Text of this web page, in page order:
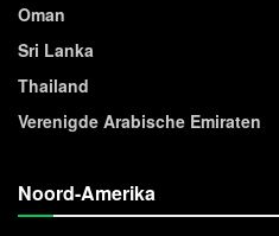
Oman
Sri Lanka
Thailand
Verenigde Arabische Emiraten
Noord-Amerika